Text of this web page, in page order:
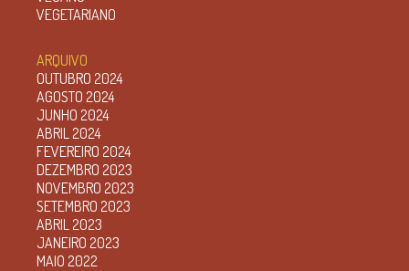
VEGETARIANO
ARQUIVO
OUTUBRO 2024
AGOSTO 2024
JUNHO 2024
ABRIL 2024
FEVEREIRO 2024
DEZEMBRO 2023
NOVEMBRO 2023
SETEMBRO 2023
ABRIL 2023
JANEIRO 2023
MAIO 2022